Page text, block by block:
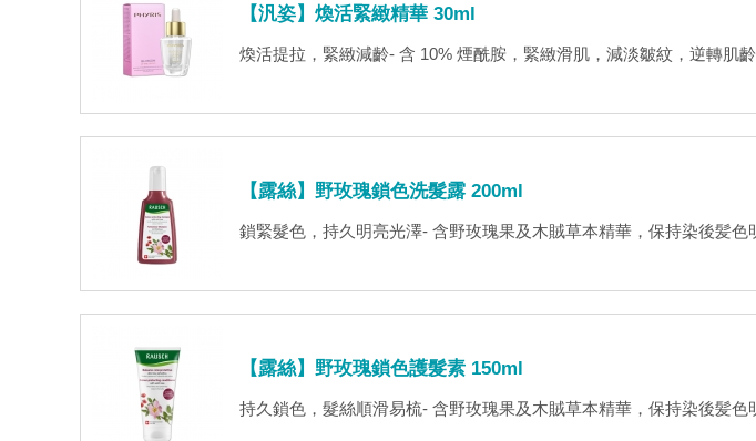
【汎姿】煥活緊緻精華 30ml
煥活提拉，緊緻減齡- 含 10% 煙酰胺，緊緻滑肌，減淡皺紋，逆轉肌
【露絲】野玫瑰鎖色洗髮露 200ml
鎖緊髮色，持久明亮光澤- 含野玫瑰果及木賊草本精華，保持染後髪
【露絲】野玫瑰鎖色護髮素 150ml
持久鎖色，髮絲順滑易梳- 含野玫瑰果及木賊草本精華，保持染後髪